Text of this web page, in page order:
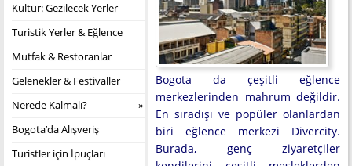
Kültür: Gezilecek Yerler
Turistik Yerler & Eğlence
Mutfak & Restoranlar
Gelenekler & Festivaller
Nerede Kalmalı?
Bogota’da Alışveriş
Turistler için İpuçları
Bogota da çeşitli eğlence
merkezlerinden mahrum değildir.
En sıradışı ve popüler olanlardan
biri eğlence merkezi Divercity.
Burada, genç ziyaretçiler